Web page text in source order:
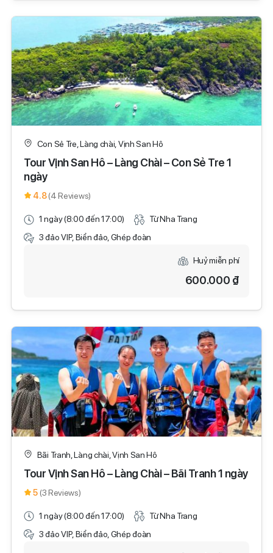
Con Sẻ Tre, Làng chài, Vịnh San Hô
Tour Vịnh San Hô – Làng Chài – Con Sẻ Tre 1
ngày
4.8(4 Reviews)
1 ngày (8:00 đến 17:00)
Từ Nha Trang
3 đảo VIP, Biển đảo, Ghép đoàn
Huỷ miễn phí
600.000 ₫
Bãi Tranh, Làng chài, Vịnh San Hô
Tour Vịnh San Hô – Làng Chài – Bãi Tranh 1 ngày
5 (3 Reviews)
1 ngày (8:00 đến 17:00)
Từ Nha Trang
3 đảo VIP, Biển đảo, Ghép đoàn